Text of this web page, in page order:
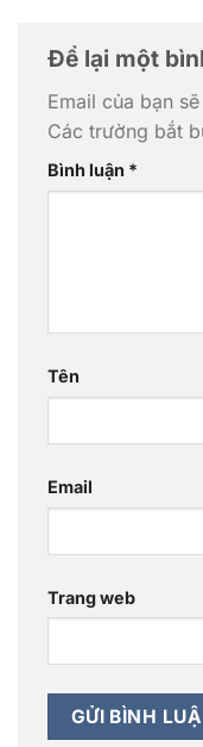
Để lại một
Email của bạn
Các trường bắt
Bình luận *
Tên
Email
Trang web